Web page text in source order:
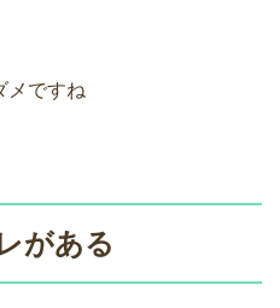
メですね
がある